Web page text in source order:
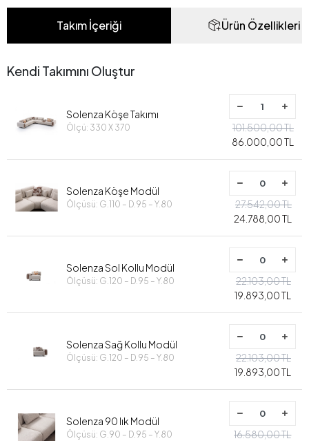
Takım İçeriği Ürün Özellikleri
Kendi Takımını Oluştur
Solenza Köşe Takımı
Ölçü: 330 X 370
101.500,00 TL
86.000,00 TL
Solenza Köşe Modül
Ölçüsü: G.110 – D.95 – Y.80
27.542,00 TL
24.788,00 TL
Solenza Sol Kollu Modül
Ölçüsü: G.120 – D.95 – Y.80
22.103,00 TL
19.893,00 TL
Solenza Sağ Kollu Modül
Ölçüsü: G.120 – D.95 – Y.80
22.103,00 TL
19.893,00 TL
Solenza 90 lık Modül
Ölçüsü: G.90 – D.95 – Y.80
16.580,00 TL